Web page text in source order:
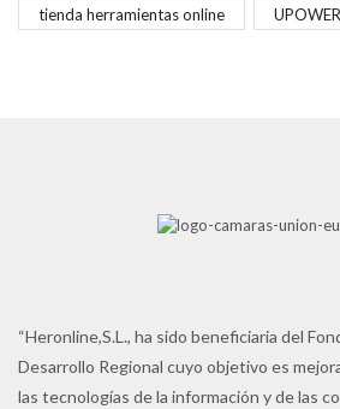
tienda herramientas online UPOWER
“Heronline,S.L., ha sido beneficiaria del
Desarrollo Regional cuyo objetivo es
las tecnologías de la información y de las